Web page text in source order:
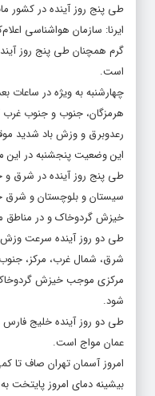
طی پنج روز آینده در کشور
ایرنا: سازمان هواشناسی
گرم همچنان طی پنج روز
است.
چهارشنبه به ویژه در ساعات
هرمزگان، جنوب و جنوب غرب
رعدوبرق و وزش باد شدید
این وضعیت پنجشنبه در
طی پنج روز آینده در شرق
سیستان و بلوچستان و شرق
خیزش گردوخاک و در
طی دو روز آینده سرعت وزش
شرق، شمال غرب، مرکز،
مرکزی موجب خیزش
شود.
طی دو روز آینده خلیج فارس
عمان مواج است.
امروز آسمان تهران صاف تا